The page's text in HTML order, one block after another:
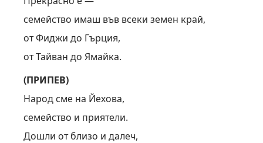
семейство имаш във всеки земен край,
от Фиджи до Гърция,
от Тайван до Ямайка.
(ПРИПЕВ)
Народ сме на Йехова,
семейство и приятели.
Дошли от близо и далеч,